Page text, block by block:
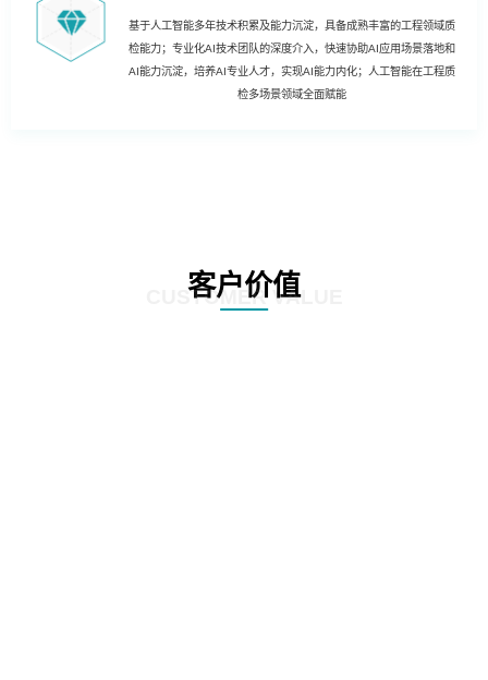
基于人工智能多年技术积累及能力沉淀，具备成熟丰富的工程领域质
检能力；专业化AI技术团队的深度介入，快速协助AI应用场景落地和
AI能力沉淀，培养AI专业人才，实现AI能力内化；人工智能在工程质
检多场景领域全面赋能
客户价值
CUSTOMER VALUE